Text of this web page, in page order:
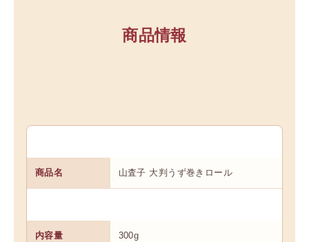
商品情報
商品名 山査子 大判うず巻きロール
内容量 300g